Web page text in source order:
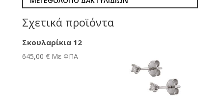
Σχετικά προϊόντα
Σκουλαρίκια 12
645,00 € Με ΦΠΑ